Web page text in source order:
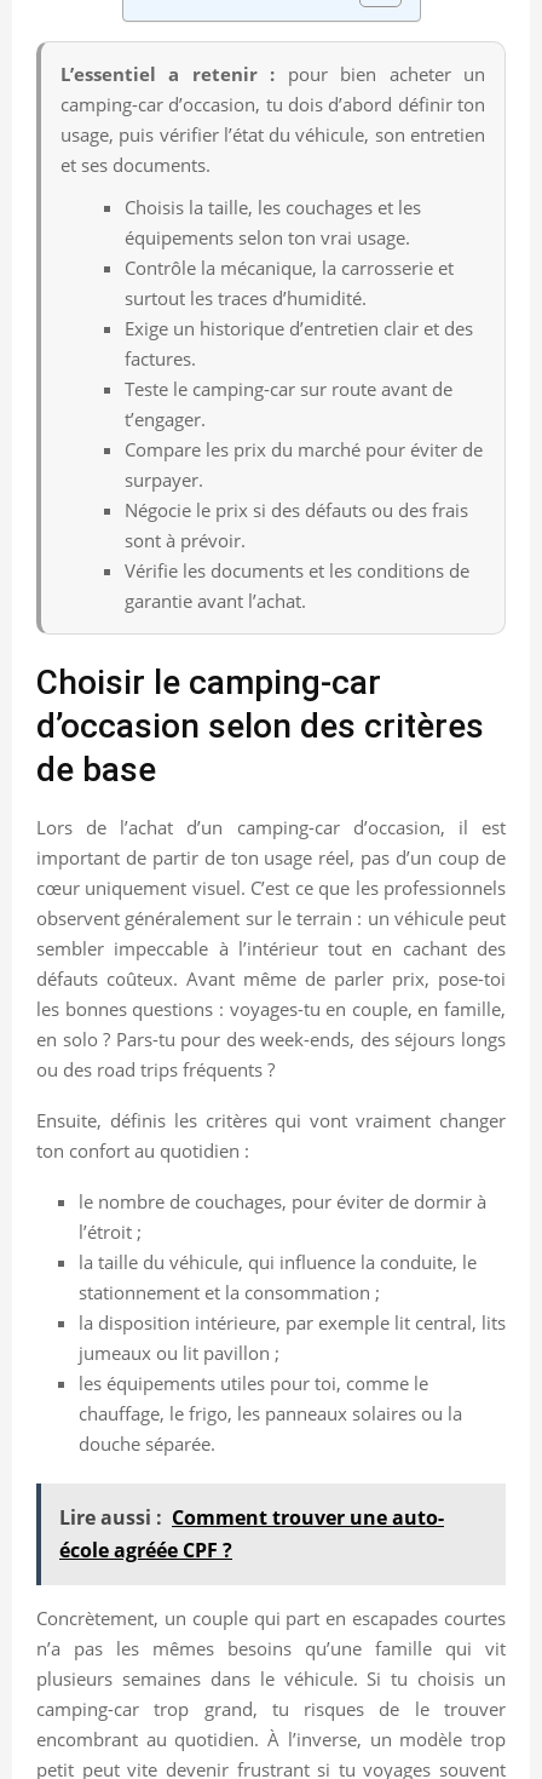
L’essentiel a retenir : pour bien acheter un
camping-car d’occasion, tu dois d’abord définir ton
usage, puis vérifier l’état du véhicule, son entretien
et ses documents.
Choisis la taille, les couchages et les
équipements selon ton vrai usage.
Contrôle la mécanique, la carrosserie et
surtout les traces d’humidité.
Exige un historique d’entretien clair et des
factures.
Teste le camping-car sur route avant de
t’engager.
Compare les prix du marché pour éviter de
surpayer.
Négocie le prix si des défauts ou des frais
sont à prévoir.
Vérifie les documents et les conditions de
garantie avant l’achat.
Choisir le camping-car
d’occasion selon des critères
de base
Lors de l’achat d’un camping-car d’occasion, il est
important de partir de ton usage réel, pas d’un coup de
cœur uniquement visuel. C’est ce que les professionnels
observent généralement sur le terrain : un véhicule peut
sembler impeccable à l’intérieur tout en cachant des
défauts coûteux. Avant même de parler prix, pose-toi
les bonnes questions : voyages-tu en couple, en famille,
en solo ? Pars-tu pour des week-ends, des séjours longs
ou des road trips fréquents ?
Ensuite, définis les critères qui vont vraiment changer
ton confort au quotidien :
le nombre de couchages, pour éviter de dormir à
l’étroit ;
la taille du véhicule, qui influence la conduite, le
stationnement et la consommation ;
la disposition intérieure, par exemple lit central, lits
jumeaux ou lit pavillon ;
les équipements utiles pour toi, comme le
chauffage, le frigo, les panneaux solaires ou la
douche séparée.
Lire aussi : Comment trouver une auto-
école agréée CPF ?
Concrètement, un couple qui part en escapades courtes
n’a pas les mêmes besoins qu’une famille qui vit
plusieurs semaines dans le véhicule. Si tu choisis un
camping-car trop grand, tu risques de le trouver
encombrant au quotidien. À l’inverse, un modèle trop
petit peut vite devenir frustrant si tu voyages souvent